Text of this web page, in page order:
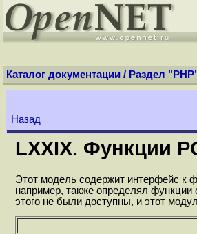
Каталог документации / Раздел
Назад
LXXIX. Функции
Этот модель содержит интерфейс к
например, также определял
этого не были доступны, и этот